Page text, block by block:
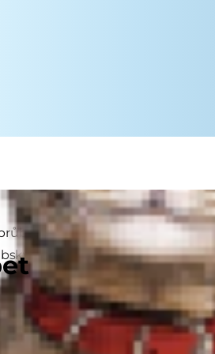
let, se najednou zdají být
povídačkám. Tento přehled